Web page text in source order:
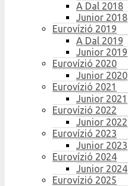
A Dal 2018
Junior 2018
Eurovízió 2019
A Dal 2019
Junior 2019
Eurovízió 2020
Junior 2020
Eurovízió 2021
Junior 2021
Eurovízió 2022
Junior 2022
Eurovízió 2023
Junior 2023
Eurovízió 2024
Junior 2024
Eurovízió 2025